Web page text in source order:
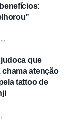
que
atenção
tattoo de